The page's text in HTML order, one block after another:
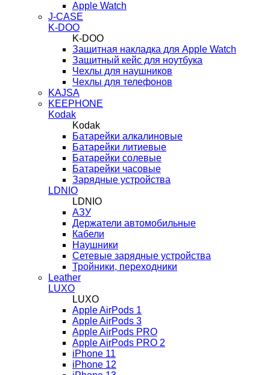
Apple Watch
J-CASE
K-DOO
K-DOO
Защитная накладка для Apple Watch
Защитный кейс для ноутбука
Чехлы для наушников
Чехлы для телефонов
KAJSA
KEEPHONE
Kodak
Kodak
Батарейки алкалиновые
Батарейки литиевые
Батарейки солевые
Батарейки часовые
Зарядные устройства
LDNIO
LDNIO
АЗУ
Держатели автомобильные
Кабели
Наушники
Сетевые зарядные устройства
Тройники, переходники
Leather
LUXO
LUXO
Apple AirPods 1
Apple AirPods 3
Apple AirPods PRO
Apple AirPods PRO 2
iPhone 11
iPhone 12